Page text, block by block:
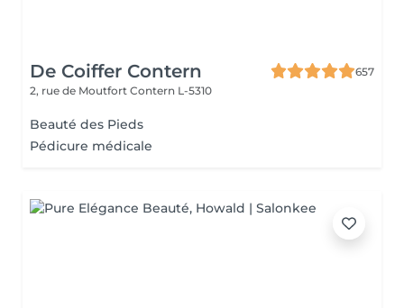
De Coiffer Contern
657
2, rue de Moutfort Contern L-5310
Beauté des Pieds
Pédicure médicale